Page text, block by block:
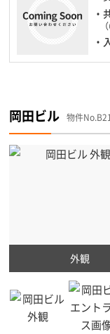
・
・
岡田ビル 物件
外観